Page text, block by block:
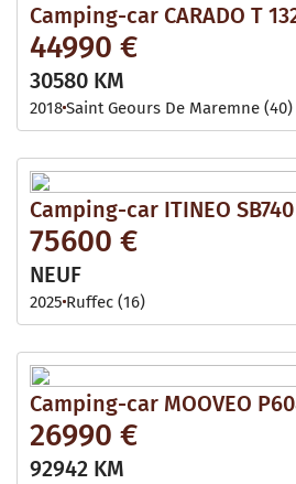
Camping-car CARADO T
44990 €
30580 KM
2018Saint Geours De Maremne (40)
Camping-car ITINEO
75600 €
NEUF
2025 Ruffec (16)
Camping-car MOOVEO
26990 €
92942 KM